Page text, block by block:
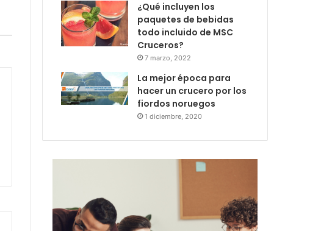
¿Qué incluyen los
paquetes de bebidas
todo incluido de MSC
Cruceros?
7 marzo, 2022
La mejor época para
hacer un crucero por los
fiordos noruegos
1 diciembre, 2020